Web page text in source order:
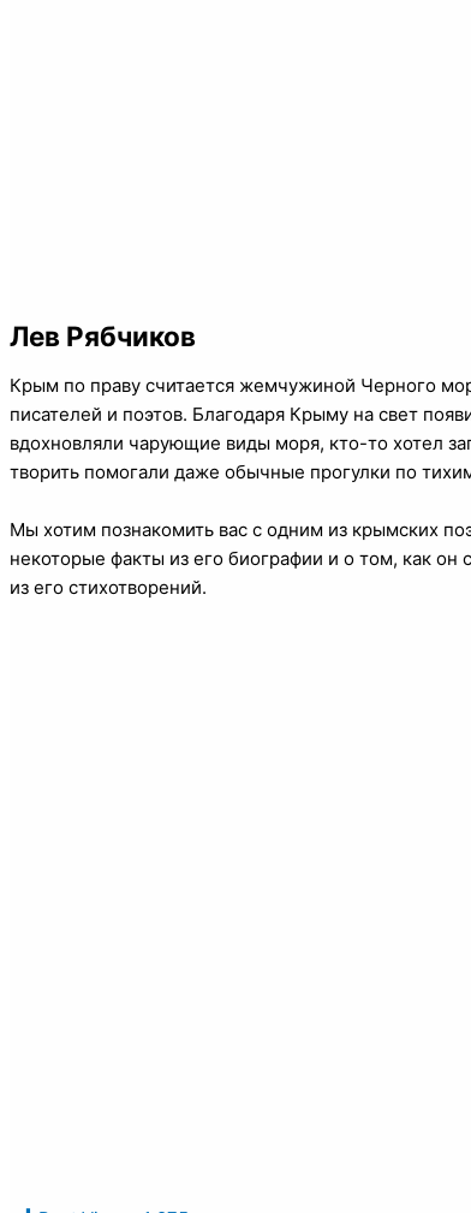
Лев Рябчиков
Крым по праву считается жемчужиной Черного
писателей и поэтов. Благодаря Крыму на свет
вдохновляли чарующие виды моря, кто-то хотел
творить помогали даже обычные прогулки по
Мы хотим познакомить вас с одним из крымских
некоторые факты из его биографии и о том, как
из его стихотворений.